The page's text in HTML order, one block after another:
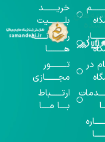
در
خریـــــــد
بلـــــــــیت
رســـــانــــــه
هـــــــــا
تـــــــــور
مجـــــــازی
ارتــــــباط
بــــا مــــا